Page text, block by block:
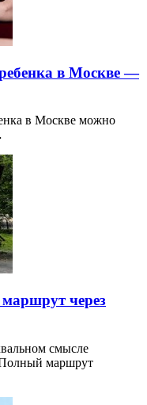
в Москве —
в Москве можно
через
смысле
маршрут